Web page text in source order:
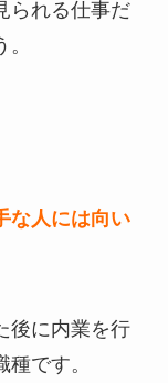
られる仕事だ
な人には向い
後に内業を行
です。